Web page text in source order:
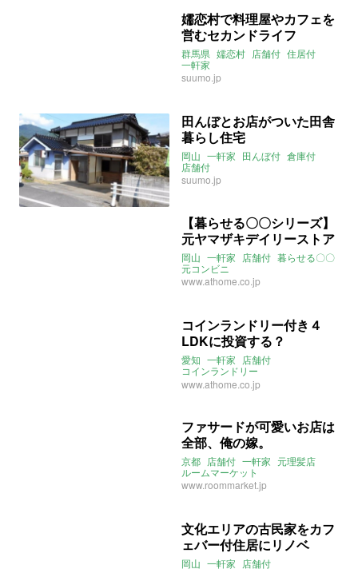
嬬恋村で料理屋やカフェを
営むセカンドライフ
群馬県 嬬恋村 店舗付 住居付
一軒家
suumo.jp
田んぼとお店がついた田舎
暮らし住宅
岡山 一軒家 田んぼ付 倉庫付
店舗付
suumo.jp
【暮らせる〇〇シリーズ】
元ヤマザキデイリーストア
岡山 一軒家 店舗付 暮らせる〇〇
元コンビニ
www.athome.co.jp
コインランドリー付き４
LDKに投資する？
愛知 一軒家
店舗付
コインランドリー
オーナーチェンジ
www.athome.co.jp
ファサードが可愛いお店は
全部、俺の嫁。
京都 店舗付 一軒家 元理髪店
ルームマーケット
www.roommarket.jp
文化エリアの古民家をカフ
ェバー付住居にリノベ
岡山 一軒家
店舗付